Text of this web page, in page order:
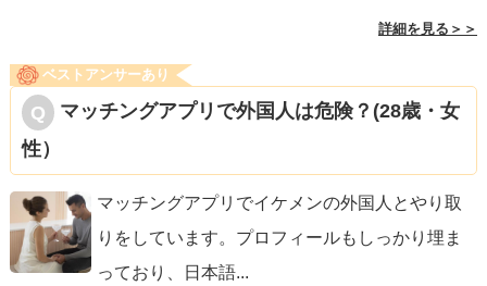
詳細を見る＞＞
ベストアンサーあり
マッチングアプリで外国人は危険？(28歳・女
性）
マッチングアプリでイケメンの外国人とやり取
りをしています。プロフィールもしっかり埋ま
っており、日本語...